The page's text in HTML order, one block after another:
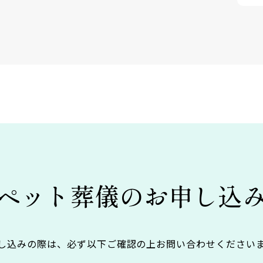
ット葬儀のお申し込
込みの際は、必ず以下ご確認の上お問い合わせくださいま